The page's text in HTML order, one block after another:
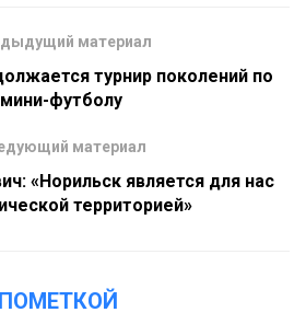
материал
турнир поколений по
мини-футболу
материал
«Норильск является для нас
территорией»